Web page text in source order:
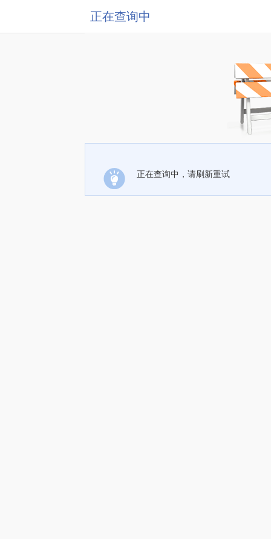
正在查询中
正在查询中，请刷新重试